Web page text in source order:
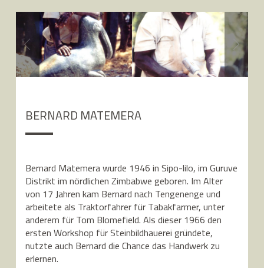
BERNARD MATEMERA
Bernard Matemera wurde 1946 in Sipo-lilo, im Guruve
Distrikt im nördlichen Zimbabwe geboren. Im Alter
von 17 Jahren kam Bernard nach Tengenenge und
arbeitete als Traktorfahrer für Tabakfarmer, unter
anderem für Tom Blomefield. Als dieser 1966 den
ersten Workshop für Steinbildhauerei gründete,
nutzte auch Bernard die Chance das Handwerk zu
erlernen.